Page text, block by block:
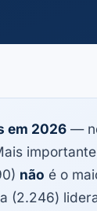
em 2026 —
não é o
(2.246)